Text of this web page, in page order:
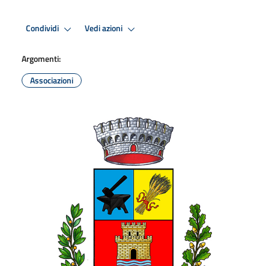
Condividi Vedi azioni
Argomenti:
Associazioni